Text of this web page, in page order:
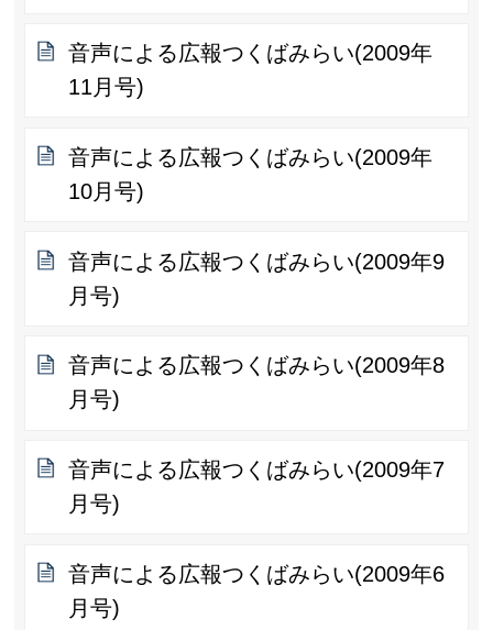
音声による広報つくばみらい(2009年
11月号)
音声による広報つくばみらい(2009年
10月号)
音声による広報つくばみらい(2009年9
月号)
音声による広報つくばみらい(2009年8
月号)
音声による広報つくばみらい(2009年7
月号)
音声による広報つくばみらい(2009年6
月号)